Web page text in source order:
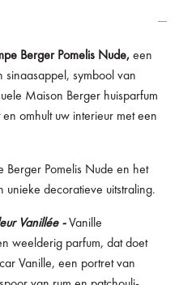
Berger Pomelis Nude, een
sinaasappel, symbool van
Maison Berger huisparfum
omhult uw interieur met een
Berger Pomelis Nude en het
unieke decoratieve uitstraling.
Vanillée -Vanille
weelderig parfum, dat doet
Vanille, een portret van